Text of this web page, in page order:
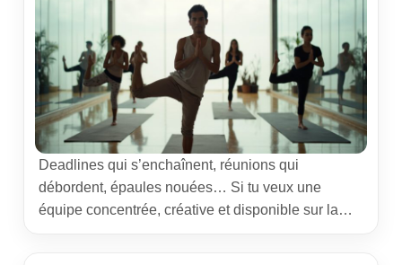
Deadlines qui s’enchaînent, réunions qui
débordent, épaules nouées… Si tu veux une
équipe concentrée, créative et disponible sur la